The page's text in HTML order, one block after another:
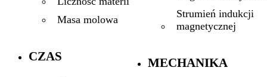
Masa molowa
CZAS
Strumień indukcji
magnetycznej
MECHANIKA